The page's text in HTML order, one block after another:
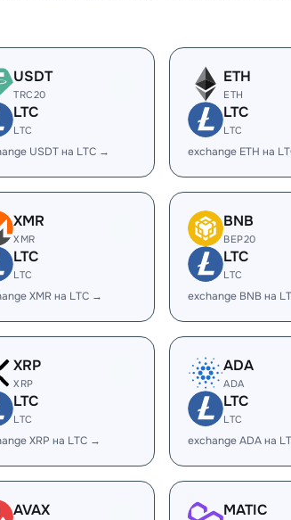
USDT
TRC20
LTC
LTC
USDT на LTC →
ETH
ETH
LTC
LTC
exchange ETH на
XMR
XMR
LTC
LTC
XMR на LTC →
BNB
BEP20
LTC
LTC
exchange BNB на
XRP
XRP
LTC
LTC
XRP на LTC →
ADA
ADA
LTC
LTC
exchange ADA на
AVAX MATIC